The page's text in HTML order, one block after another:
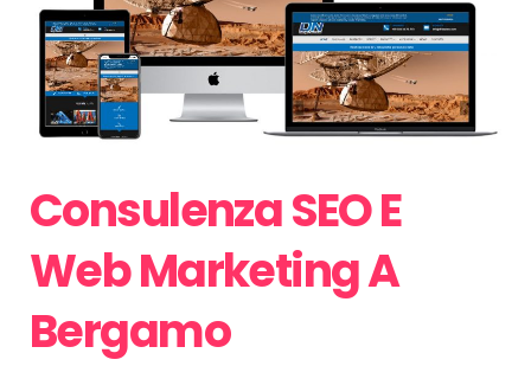
Consulenza SEO E
Web Marketing A
Bergamo